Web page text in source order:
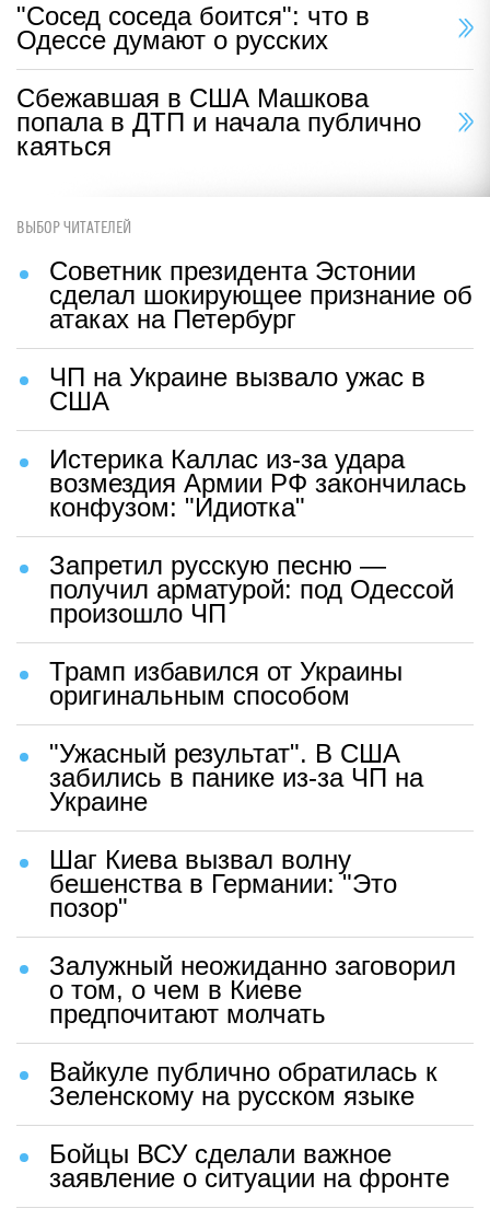
"Сосед соседа боится": что в
Одессе думают о русских
Сбежавшая в США Машкова
попала в ДТП и начала публично
каяться
ВЫБОР ЧИТАТЕЛЕЙ
Советник президента Эстонии
сделал шокирующее признание об
атаках на Петербург
ЧП на Украине вызвало ужас в
США
Истерика Каллас из-за удара
возмездия Армии РФ закончилась
конфузом: "Идиотка"
Запретил русскую песню —
получил арматурой: под Одессой
произошло ЧП
Трамп избавился от Украины
оригинальным способом
"Ужасный результат". В США
забились в панике из-за ЧП на
Украине
Шаг Киева вызвал волну
бешенства в Германии: "Это
позор"
Залужный неожиданно заговорил
о том, о чем в Киеве
предпочитают молчать
Вайкуле публично обратилась к
Зеленскому на русском языке
Бойцы ВСУ сделали важное
заявление о ситуации на фронте